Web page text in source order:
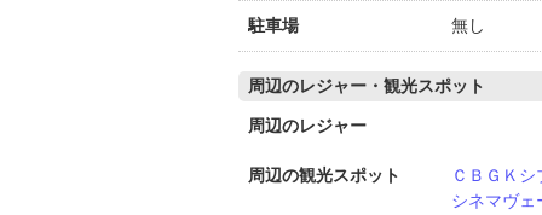
駐車場 無し
周辺のレジャー・観光スポット
周辺のレジャー
周辺の観光スポット
ＣＢＧＫ
シネマヴェ